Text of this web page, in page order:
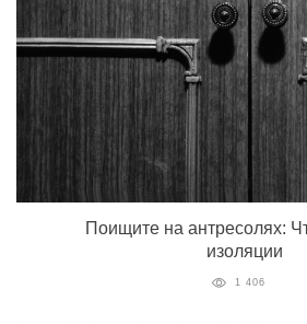
Поищите на антресолях:
изоляции
1 406